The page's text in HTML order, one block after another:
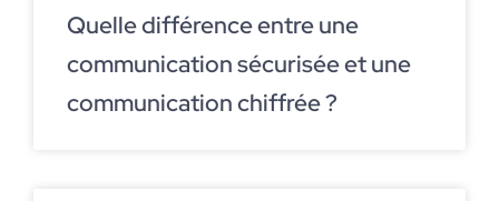
Quelle différence entre une
communication sécurisée et une
communication chiffrée ?